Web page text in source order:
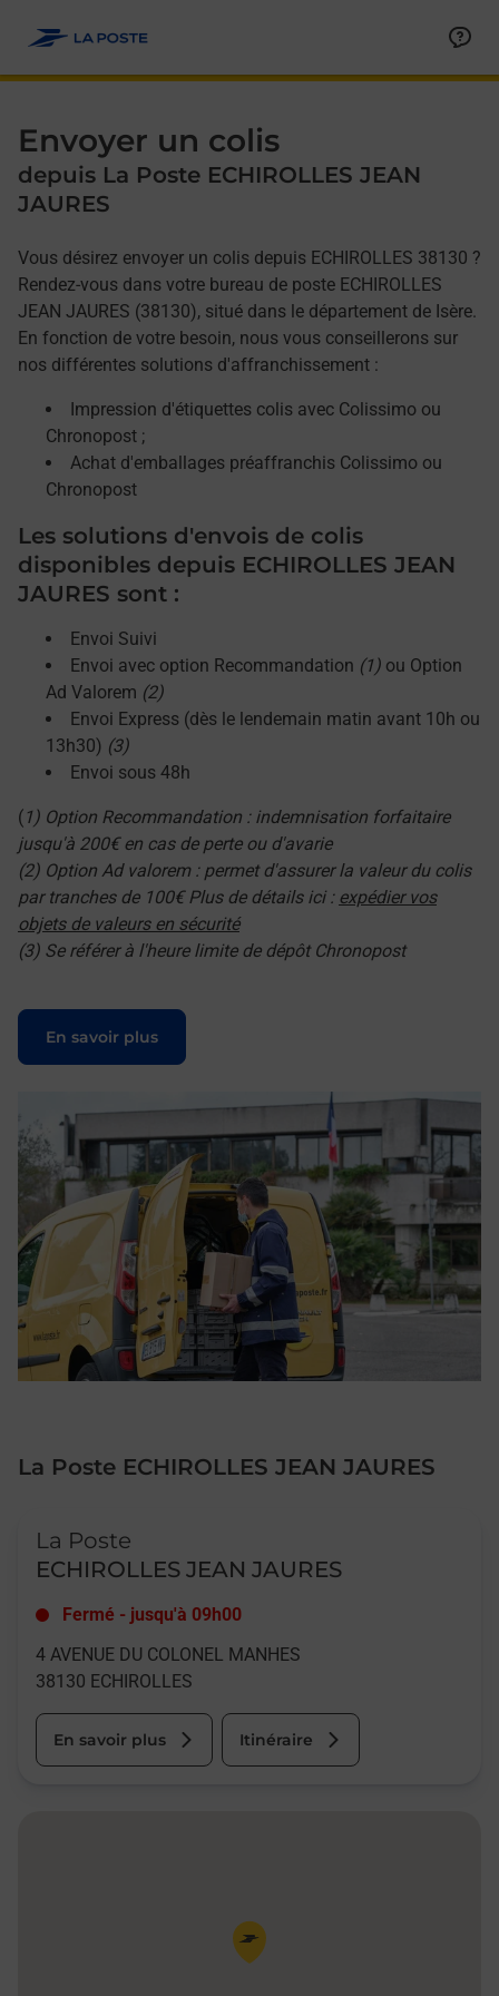
Envoyer un colis
depuis La Poste ECHIROLLES JEAN
JAURES
Vous désirez envoyer un colis depuis ECHIROLLES 38130 ?
Rendez-vous dans votre bureau de poste ECHIROLLES
JEAN JAURES (38130), situé dans le département de Isère.
En fonction de votre besoin, nous vous conseillerons sur
nos différentes solutions d'affranchissement :
Impression d'étiquettes colis avec Colissimo ou
Chronopost ;
Achat d'emballages préaffranchis Colissimo ou
Chronopost
Les solutions d'envois de colis
disponibles depuis ECHIROLLES JEAN
JAURES sont :
Envoi Suivi
Envoi avec option Recommandation (1) ou Option
Ad Valorem (2)
Envoi Express (dès le lendemain matin avant 10h ou
13h30) (3)
Envoi sous 48h
( 1) Option Recommandation : indemnisation forfaitaire
jusqu'à 200€ en cas de perte ou d'avarie
(2) Option Ad valorem : permet d'assurer la valeur du colis
par tranches de 100€ Plus de détails ici : expédier vos
objets de valeurs en sécurité
(3) Se référer à l'heure limite de dépôt Chronopost
En savoir plus
Le lien s'ouvre dans un nouvel onglet
La Poste ECHIROLLES JEAN JAURES
La Poste
ECHIROLLES JEAN JAURES
Fermé - jusqu'à 09h00
4 AVENUE DU COLONEL MANHES
38130 ECHIROLLES
En savoir plus Itinéraire
Pin de la carte